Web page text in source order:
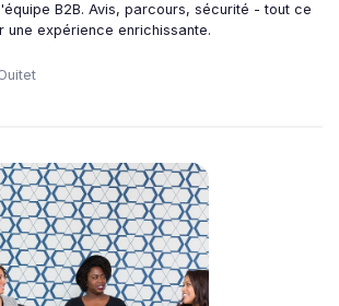
B2B. Avis, parcours, sécurité - tout ce
une expérience enrichissante.